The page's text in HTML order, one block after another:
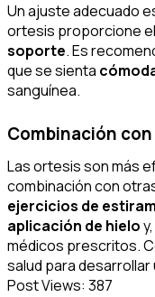
Un ajuste adecuado
ortesis proporcione
soporte. Es
que se sienta
sanguínea.
Combinación
Las ortesis son más
combinación con
ejercicios de
aplicación de hielo
médicos prescritos.
salud para
Post Views: 387